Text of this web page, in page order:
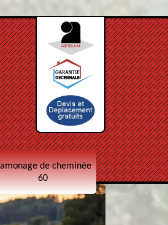
de cheminée
60